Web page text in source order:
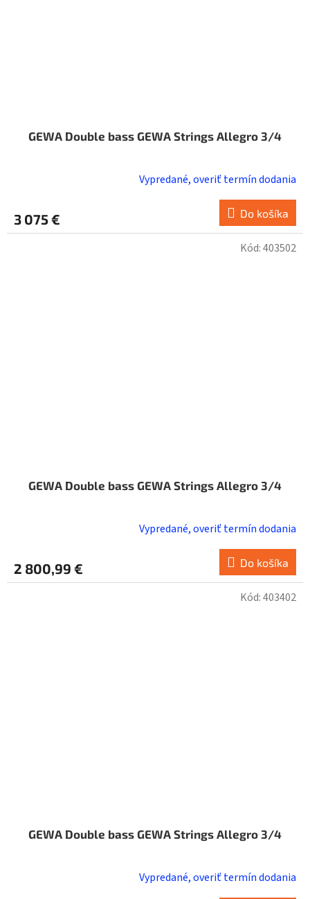
GEWA Double bass GEWA Strings Allegro 3/4
Vypredané, overiť termín dodania
3 075 € Do košíka
GEWA Double bass GEWA Strings Allegro 3/4
Vypredané, overiť termín dodania
2 800,99 € Do košíka
Kód:403502
GEWA Double bass GEWA Strings Allegro 3/4
Vypredané, overiť termín dodania
Kód:403402